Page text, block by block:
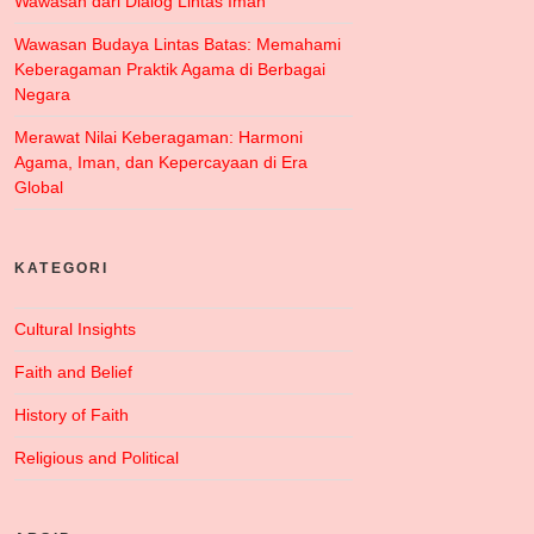
Wawasan Budaya Lintas Batas: Memahami
Keberagaman Praktik Agama di Berbagai
Negara
Merawat Nilai Keberagaman: Harmoni
Agama, Iman, dan Kepercayaan di Era
Global
KATEGORI
Cultural Insights
Faith and Belief
History of Faith
Religious and Political